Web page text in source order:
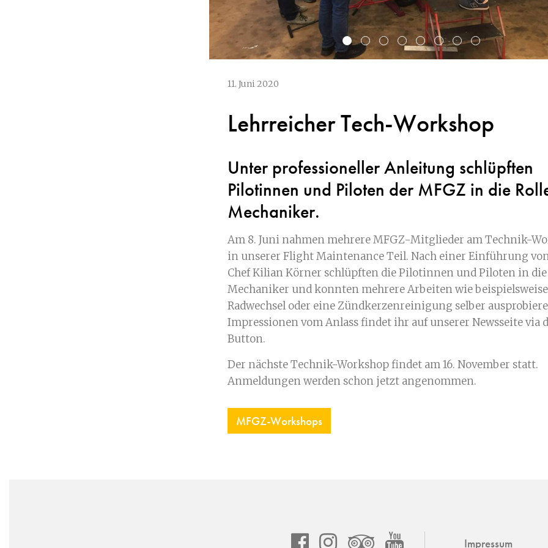
11. Juni 2020
Lehrreicher Tech-Workshop
Unter professioneller Anleitung schlüpften
Pilotinnen und Piloten der MFGZ in die
Mechaniker.
Am 8. Juni nahmen mehrere MFGZ-Mitglieder am Technik-
in unserer Flight Maintenance Teil. Nach einer Einführung
Chef Kilian Körner schlüpften die Pilotinnen und Piloten in die
Mechaniker und konnten mehrere Arbeiten wie
Radwechsel oder eine Zündkerzenreinigung selber
Impressionen vom Anlass findet ihr auf unserer Newsseite via
Button.
Der nächste Technik-Workshop findet am 16. November statt.
Anmeldungen werden schon jetzt angenommen.
MFGZ-Workshops
Impressum